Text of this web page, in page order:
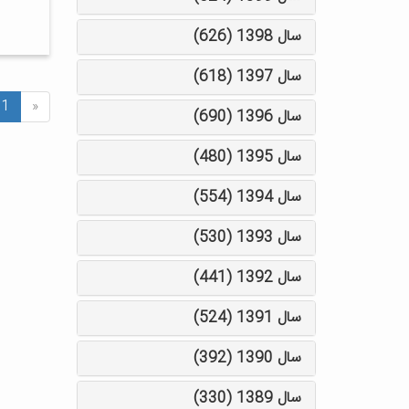
«
1
سال 1398 (626)
سال 1397 (618)
سال 1396 (690)
سال 1395 (480)
سال 1394 (554)
سال 1393 (530)
سال 1392 (441)
سال 1391 (524)
سال 1390 (392)
سال 1389 (330)